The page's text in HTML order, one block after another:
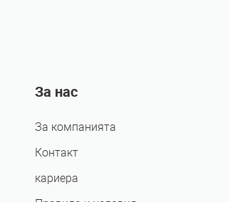
За нас
За компанията
Контакт
кариера